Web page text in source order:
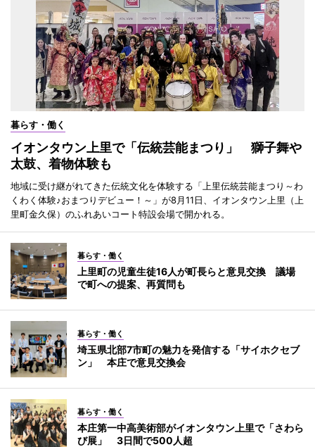
暮らす・働く
イオンタウン上里で「伝統芸能まつり」 獅子舞や
太鼓、着物体験も
地域に受け継がれてきた伝統文化を体験する「上里伝統芸能まつり～わ
くわく体験♪おまつりデビュー！～」が8月11日、イオンタウン上里（上
里町金久保）のふれあいコート特設会場で開かれる。
暮らす・働く
上里町の児童生徒16人が町長らと意見交換 議場
で町への提案、再質問も
暮らす・働く
埼玉県北部7市町の魅力を発信する「サイホクセブ
ン」 本庄で意見交換会
暮らす・働く
本庄第一中高美術部がイオンタウン上里で「さわら
び展」 3日間で500人超